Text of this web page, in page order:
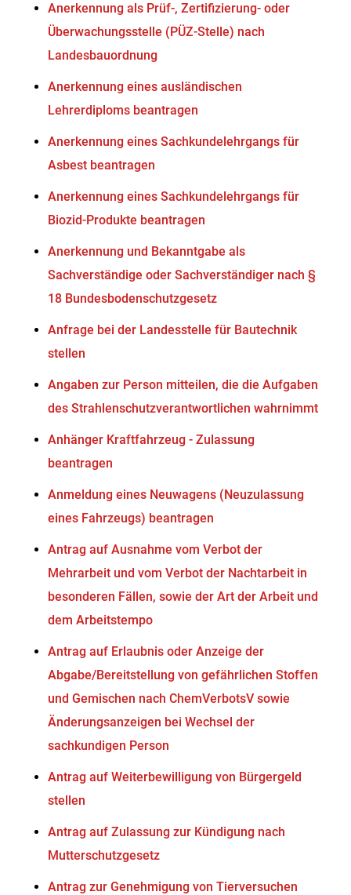
Anerkennung als Prüf-, Zertifizierung- oder
Überwachungsstelle (PÜZ-Stelle) nach
Landesbauordnung
Anerkennung eines ausländischen
Lehrerdiploms beantragen
Anerkennung eines Sachkundelehrgangs für
Asbest beantragen
Anerkennung eines Sachkundelehrgangs für
Biozid-Produkte beantragen
Anerkennung und Bekanntgabe als
Sachverständige oder Sachverständiger nach §
18 Bundesbodenschutzgesetz
Anfrage bei der Landesstelle für Bautechnik
stellen
Angaben zur Person mitteilen, die die Aufgaben
des Strahlenschutzverantwortlichen wahrnimmt
Anhänger Kraftfahrzeug - Zulassung
beantragen
Anmeldung eines Neuwagens (Neuzulassung
eines Fahrzeugs) beantragen
Antrag auf Ausnahme vom Verbot der
Mehrarbeit und vom Verbot der Nachtarbeit in
besonderen Fällen, sowie der Art der Arbeit und
dem Arbeitstempo
Antrag auf Erlaubnis oder Anzeige der
Abgabe/Bereitstellung von gefährlichen Stoffen
und Gemischen nach ChemVerbotsV sowie
Änderungsanzeigen bei Wechsel der
sachkundigen Person
Antrag auf Weiterbewilligung von Bürgergeld
stellen
Antrag auf Zulassung zur Kündigung nach
Mutterschutzgesetz
Antrag zur Genehmigung von Tierversuchen